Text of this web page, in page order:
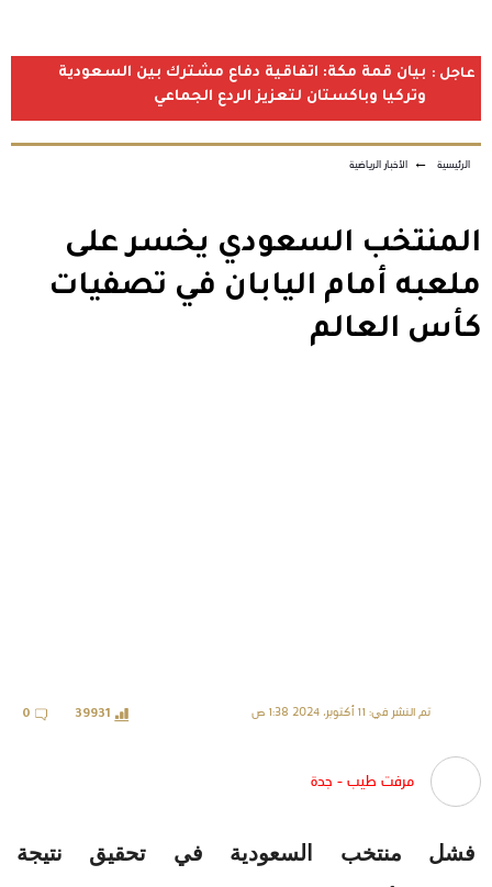
عاجل : بيان قمة مكة: اتفاقية دفاع مشترك بين السعودية
وتركيا وباكستان لتعزيز الردع الجماعي
الرئيسية ← الأخبار الرياضية
المنتخب السعودي يخسر على
ملعبه أمام اليابان في تصفيات
كأس العالم
تم النشر في: 11 أكتوبر، 2024 1:38 ص 39931
0
مرفت طيب - جدة
‎فشل منتخب السعودية في تحقيق نتيجة